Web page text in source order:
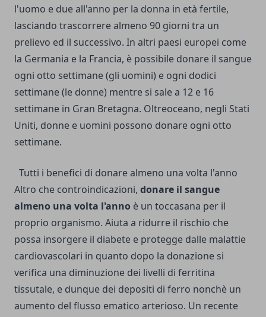
l'uomo e due all'anno per la donna in età fertile,
lasciando trascorrere almeno 90 giorni tra un
prelievo ed il successivo. In altri paesi europei come
la Germania e la Francia, è possibile donare il sangue
ogni otto settimane (gli uomini) e ogni dodici
settimane (le donne) mentre si sale a 12 e 16
settimane in Gran Bretagna. Oltreoceano, negli Stati
Uniti, donne e uomini possono donare ogni otto
settimane.
Tutti i benefici di donare almeno una volta l'anno
Altro che controindicazioni, donare il sangue
almeno una volta l'anno è un toccasana per il
proprio organismo. Aiuta a ridurre il rischio che
possa insorgere il diabete e protegge dalle malattie
cardiovascolari in quanto dopo la donazione si
verifica una diminuzione dei livelli di ferritina
tissutale, e dunque dei depositi di ferro nonchè un
aumento del flusso ematico arterioso. Un recente